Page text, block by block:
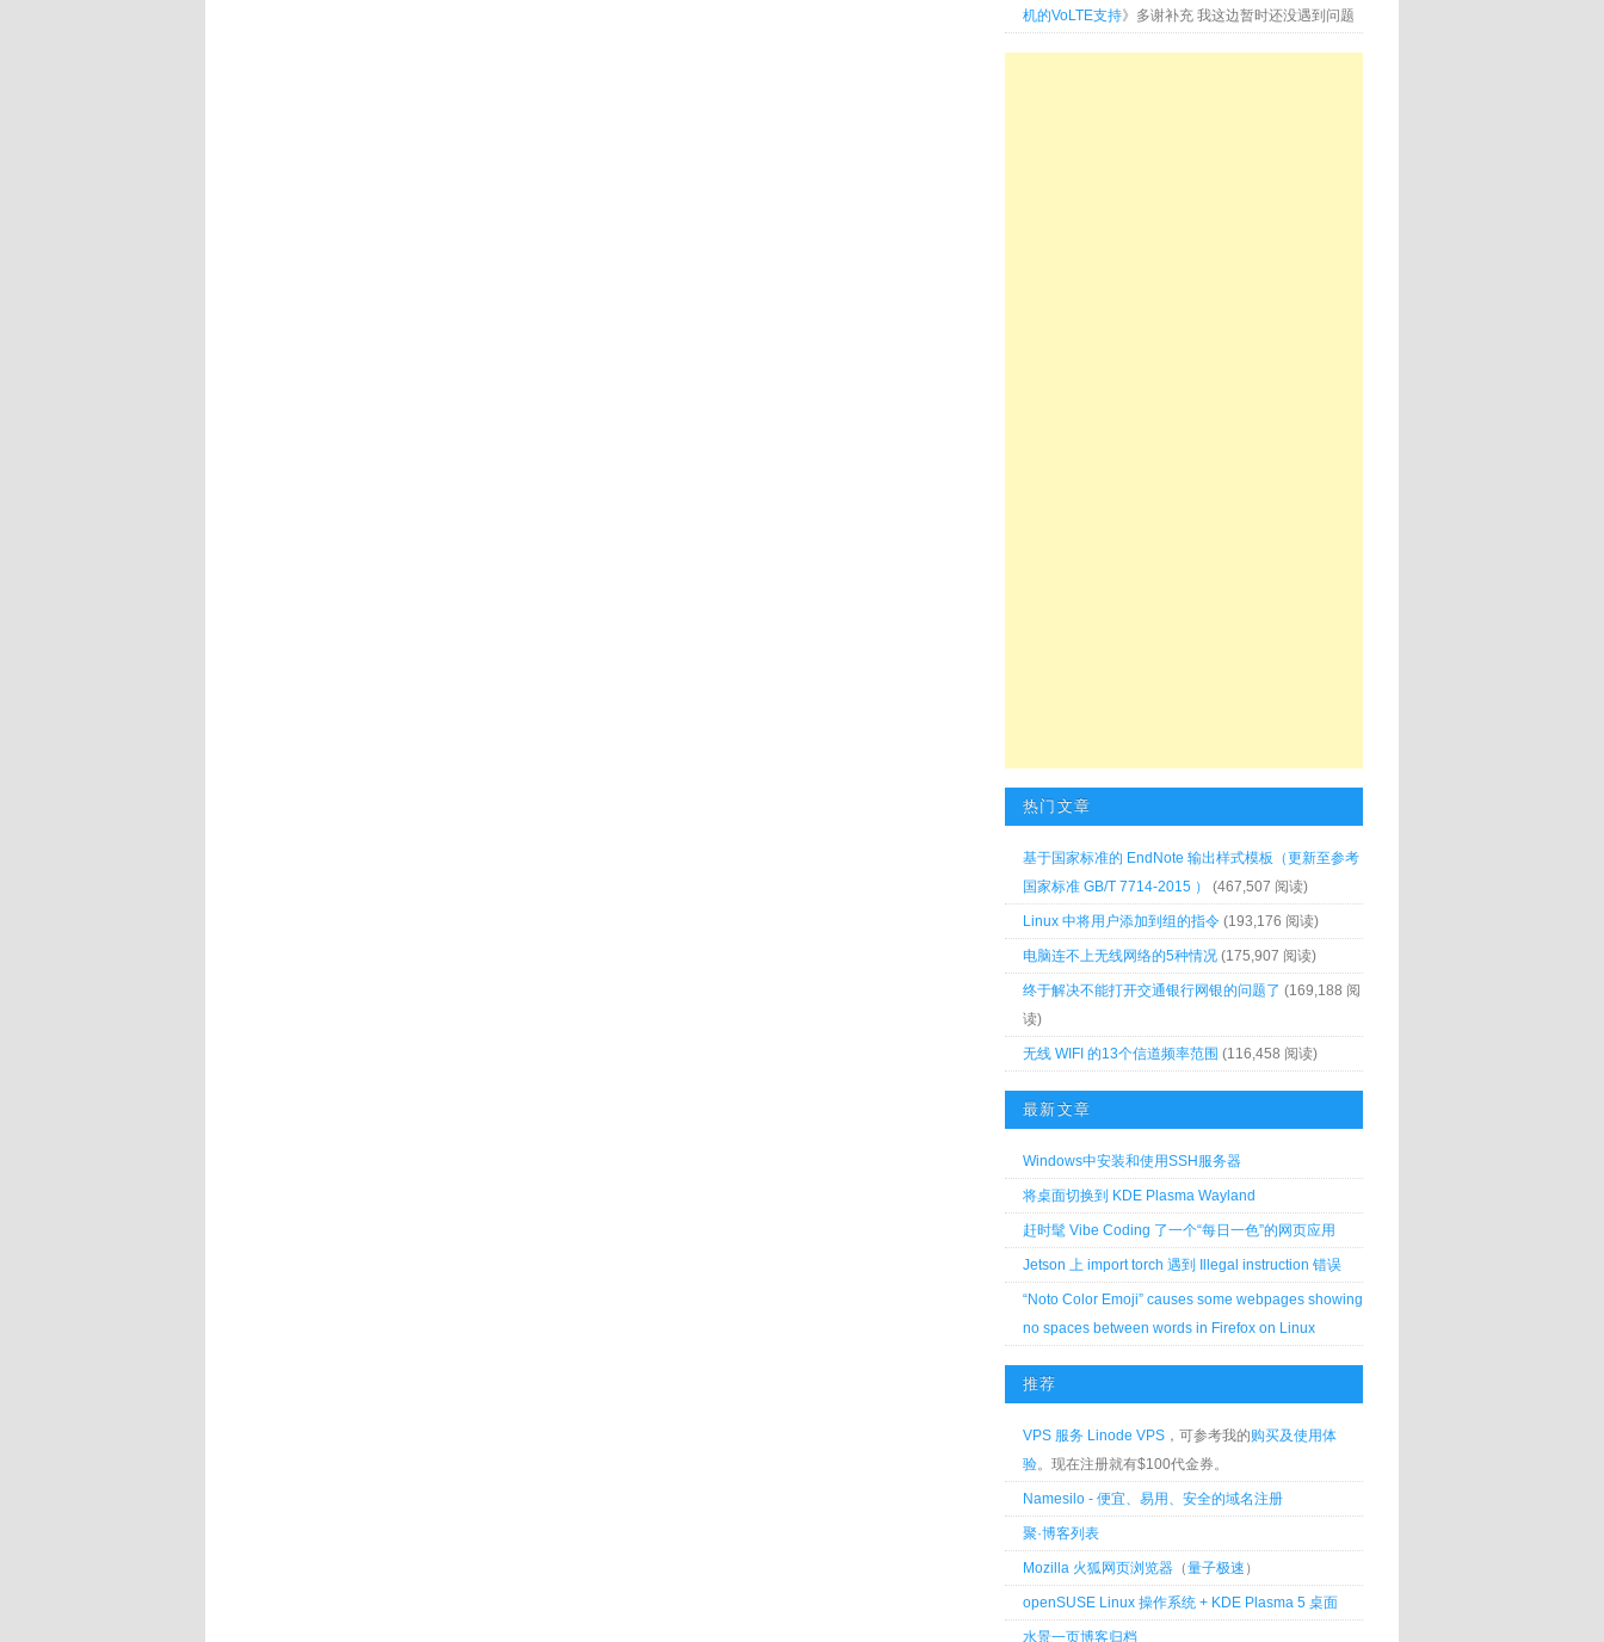
机的VoLTE支持》多谢补充 我这边暂时还没遇到问题
热门文章
基于国家标准的 EndNote 输出样式模板（更新至参考
国家标准 GB/T 7714-2015 ）
(467,507 阅读)
Linux 中将用户添加到组的指令 (193,176 阅读)
电脑连不上无线网络的5种情况 (175,907 阅读)
终于解决不能打开交通银行网银的问题了 (169,188 阅
读)
无线 WIFI 的13个信道频率范围 (116,458 阅读)
最新文章
Windows中安装和使用SSH服务器
将桌面切换到 KDE Plasma Wayland
赶时髦 Vibe Coding 了一个“每日一色”的网页应用
Jetson 上 import torch 遇到 Illegal instruction 错误
“Noto Color Emoji” causes some webpages showing
no spaces between words in Firefox on Linux
推荐
VPS 服务 Linode VPS ，可参考我的购买及使用体
验。现在注册就有$100代金券。
Namesilo - 便宜、易用、安全的域名注册
聚·博客列表
Mozilla 火狐网页浏览器 （量子极速 ）
openSUSE Linux 操作系统 + KDE Plasma 5 桌面
水景一页博客归档